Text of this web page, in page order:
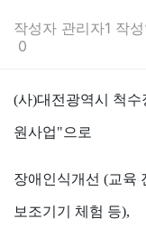
작성자 관리자1 작
0
본문
(사)대전광역시 척수
원사업"으로
장애인식개선 (교육
보조기기 체험 등),